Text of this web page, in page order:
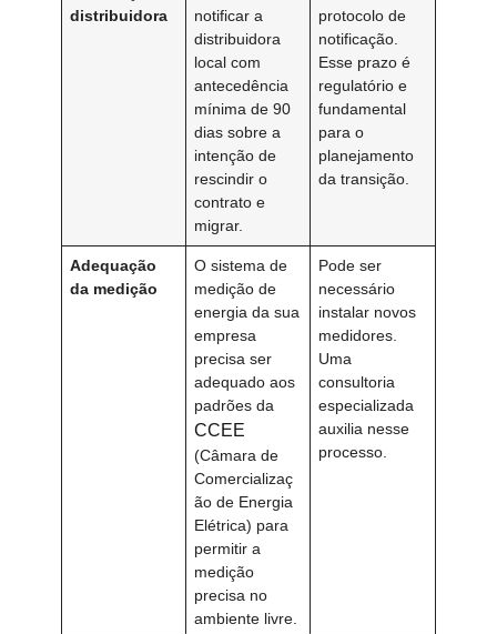
distribuidora
notificar a
distribuidora
local com
antecedência
mínima de 90
dias sobre a
intenção de
rescindir o
contrato e
migrar.
protocolo de
notificação.
Esse prazo é
regulatório e
fundamental
para o
planejamento
da transição.
Adequação
da medição
O sistema de
medição de
energia da sua
empresa
precisa ser
adequado aos
padrões da
CCEE
(Câmara de
Comercializaç
ão de Energia
Elétrica) para
permitir a
medição
precisa no
ambiente livre.
Pode ser
necessário
instalar novos
medidores.
Uma
consultoria
especializada
auxilia nesse
processo.